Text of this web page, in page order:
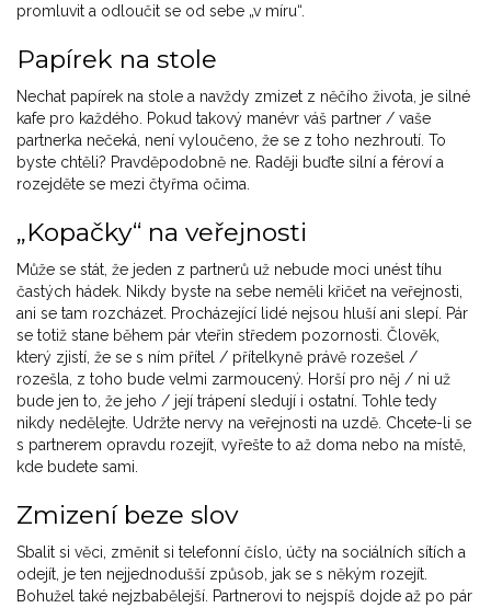
promluvit a odloučit se od sebe „v míru“.
Papírek na stole
Nechat papírek na stole a navždy zmizet z něčího života, je silné
kafe pro každého. Pokud takový manévr váš partner / vaše
partnerka nečeká, není vyloučeno, že se z toho nezhroutí. To
byste chtěli? Pravděpodobně ne. Raději buďte silní a féroví a
rozejděte se mezi čtyřma očima.
„Kopačky“ na veřejnosti
Může se stát, že jeden z partnerů už nebude moci unést tíhu
častých hádek. Nikdy byste na sebe neměli křičet na veřejnosti,
ani se tam rozcházet. Procházející lidé nejsou hluší ani slepí. Pár
se totiž stane během pár vteřin středem pozornosti. Člověk,
který zjistí, že se s ním přítel / přítelkyně právě rozešel /
rozešla, z toho bude velmi zarmoucený. Horší pro něj / ni už
bude jen to, že jeho / její trápení sledují i ostatní. Tohle tedy
nikdy nedělejte. Udržte nervy na veřejnosti na uzdě. Chcete-li se
s partnerem opravdu rozejít, vyřešte to až doma nebo na místě,
kde budete sami.
Zmizení beze slov
Sbalit si věci, změnit si telefonní číslo, účty na sociálních sítích a
odejít, je ten nejjednodušší způsob, jak se s někým rozejít.
Bohužel také nejzbabělejší. Partnerovi to nejspíš dojde až po pár